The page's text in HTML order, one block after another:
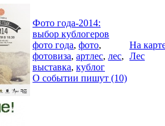
Фото года-2014:
выбор кублогеров
фото года, фото,
фотовиза, артлес, лес,
выставка, кублог
О событии пишут (10)
На
Лес